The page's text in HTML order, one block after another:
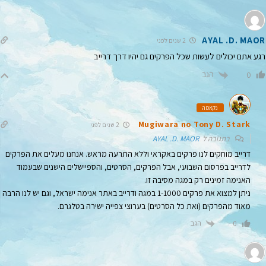
AYAL .D. MAOR
רגע אתם יכולים לעשות שכל הפרקים גם יהיו דרך דרייב
0 הגב
נקאמה
Mugiwara no Tony D. Stark
בתגובה לAYAL .D. MAOR
דרייב מוחקים לנו פרקים באקראי וללא התרעה מראש. אנחנו מעלים את הפרקים
לדרייב בפרסום השבועי, אבל הפרקים, הסרטים, והספיישלים הישנים שבעמוד
האנימה זמינים רק במגה מסיבה זו.
ניתן למצוא את פרקים 1-1000 במגה ודרייב באתר אנימה ישראל, וגם יש לנו הרבה
מאוד מהפרקים (ואת כל הסרטים) בערוצי צפייה ישירה בטלגרם.
0 הגב